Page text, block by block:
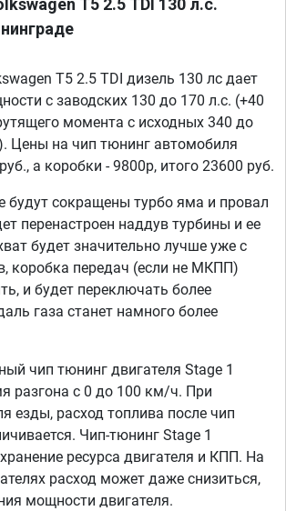
T5 2.5 TDI 130 л.с.
T5 2.5 TDI дизель 130 лс дает
с заводских 130 до 170 л.с. (+40
момента с исходных 340 до
Цены на чип тюнинг автомобиля
а коробки - 9800р, итого 23600 руб.
будут сокращены турбо яма и провал
перенастроен наддув турбины и ее
будет значительно лучше уже с
коробка передач (если не МКПП)
и будет переключать более
газа станет намного более
чип тюнинг двигателя Stage 1
разгона с 0 до 100 км/ч. При
езды, расход топлива после чип
Чип-тюнинг Stage 1
ресурса двигателя и КПП. На
расход может даже снизиться,
мощности двигателя.